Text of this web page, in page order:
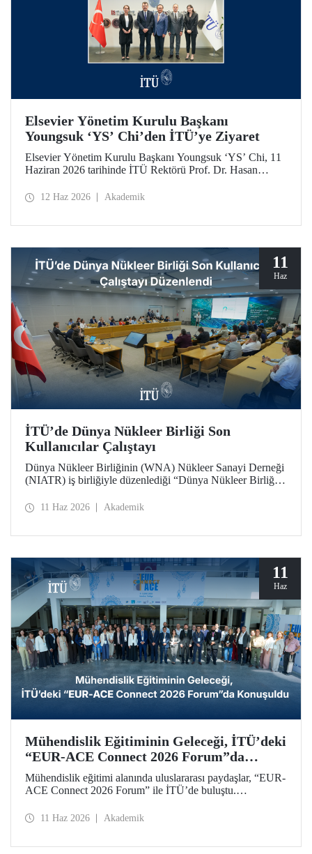
Elsevier Yönetim Kurulu Başkanı
Youngsuk ‘YS’ Chi’den İTÜ’ye Ziyaret
Elsevier Yönetim Kurulu Başkanı Youngsuk ‘YS’ Chi, 11
Haziran 2026 tarihinde İTÜ Rektörü Prof. Dr. Hasan
araştırma ekosistemlerinde yapay zekânın dönüştürücü
12 Haz 2026 Akademik
11
Haz
İTÜ’de Dünya Nükleer Birliği Son
Kullanıcılar Çalıştayı
Dünya Nükleer Birliğinin (WNA) Nükleer Sanayi Derneği
(NIATR) iş birliğiyle düzenlediği “Dünya Nükleer Birliği
11 Haz 2026 Akademik
11
Haz
Mühendislik Eğitiminin Geleceği, İTÜ’deki
“EUR-ACE Connect 2026 Forum”da
Konuşuldu
Mühendislik eğitimi alanında uluslararası paydaşlar, “EUR-
ACE Connect 2026 Forum” ile İTÜ’de buluştu.
akademisyenler, akreditasyon kuruluşları, üniversite
11 Haz 2026 Akademik